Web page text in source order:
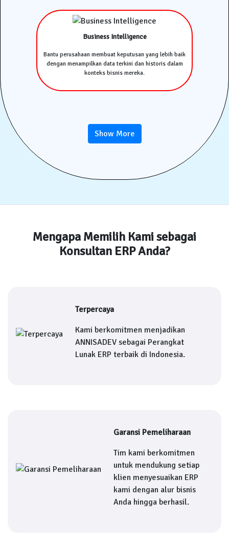
Business Intelligence
Bantu perusahaan membuat keputusan yang lebih baik
dengan menampilkan data terkini dan historis dalam
konteks bisnis mereka.
Show More
Mengapa Memilih Kami sebagai
Konsultan ERP Anda?
Terpercaya
Kami berkomitmen menjadikan
ANNISADEV sebagai Perangkat
Lunak ERP terbaik di Indonesia.
Garansi Pemeliharaan
Tim kami berkomitmen
untuk mendukung setiap
klien menyesuaikan ERP
kami dengan alur bisnis
Anda hingga berhasil.